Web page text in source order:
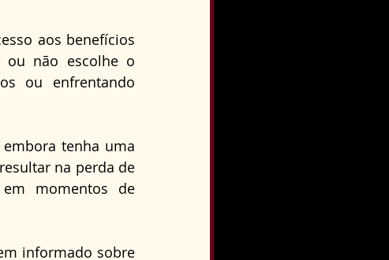
aos benefícios
ou não escolhe o
ou enfrentando
tenha uma
na perda de
momentos de
informado sobre